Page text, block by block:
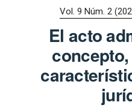
Vol. 9 Núm. 2
El acto